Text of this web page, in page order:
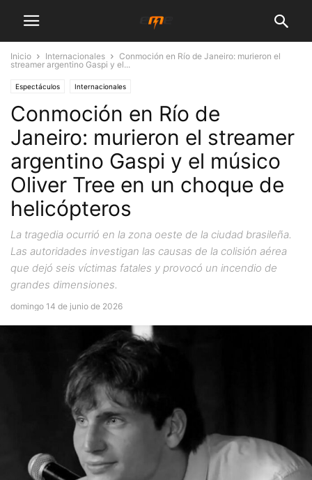
Inicio Internacionales
Conmoción en Río de Janeiro: murieron el
streamer argentino Gaspi y el...
Espectáculos Internacionales
Conmoción en Río de
Janeiro: murieron el streamer
argentino Gaspi y el músico
Oliver Tree en un choque de
helicópteros
La tragedia ocurrió en la zona oeste de la ciudad brasileña.
Las autoridades investigan las causas de la colisión aérea
que dejó seis víctimas fatales y provocó un incendio de
grandes dimensiones.
domingo 14 de junio de 2026